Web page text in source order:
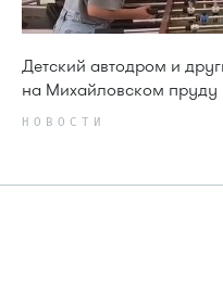
Детский автодром и
на Михайловском пруду
НОВОСТИ